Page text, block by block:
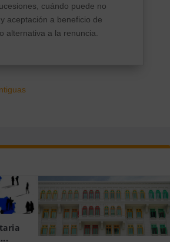
cuándo puede no
aceptación a beneficio de
alternativa a la renuncia.